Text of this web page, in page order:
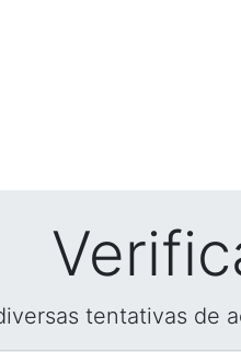
tentativas de